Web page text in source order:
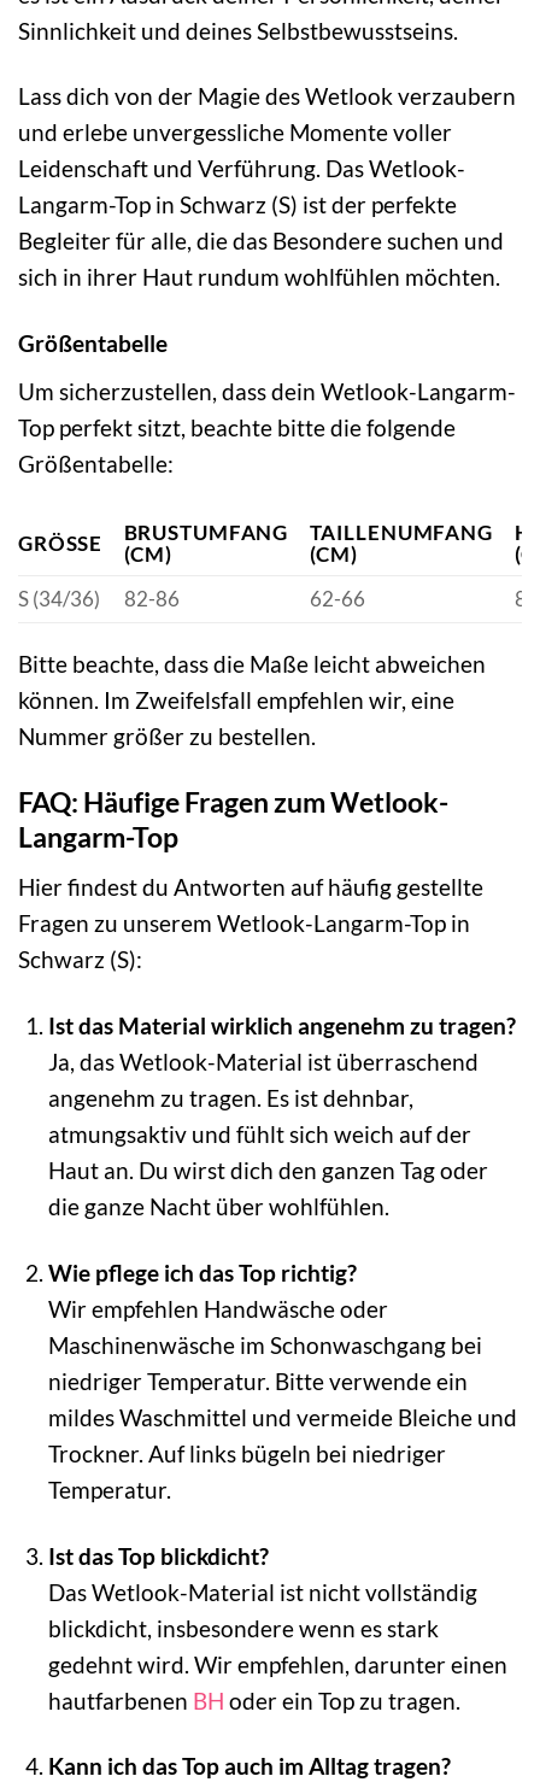
Sinnlichkeit und deines Selbstbewusstseins.
Lass dich von der Magie des Wetlook verzaubern
und erlebe unvergessliche Momente voller
Leidenschaft und Verführung. Das Wetlook-
Langarm-Top in Schwarz (S) ist der perfekte
Begleiter für alle, die das Besondere suchen und
sich in ihrer Haut rundum wohlfühlen möchten.
Größentabelle
Um sicherzustellen, dass dein Wetlook-Langarm-
Top perfekt sitzt, beachte bitte die folgende
Größentabelle:
GRÖSSE
BRUSTUMFANG
(CM)
TAILLENUMFANG
(CM)
S (34/36)
82-86 62-66
Bitte beachte, dass die Maße leicht abweichen
können. Im Zweifelsfall empfehlen wir, eine
Nummer größer zu bestellen.
FAQ: Häufige Fragen zum Wetlook-
Langarm-Top
Hier findest du Antworten auf häufig gestellte
Fragen zu unserem Wetlook-Langarm-Top in
Schwarz (S):
Ist das Material wirklich angenehm zu tragen?
Ja, das Wetlook-Material ist überraschend
angenehm zu tragen. Es ist dehnbar,
atmungsaktiv und fühlt sich weich auf der
Haut an. Du wirst dich den ganzen Tag oder
die ganze Nacht über wohlfühlen.
Wie pflege ich das Top richtig?
Wir empfehlen Handwäsche oder
Maschinenwäsche im Schonwaschgang bei
niedriger Temperatur. Bitte verwende ein
mildes Waschmittel und vermeide Bleiche und
Trockner. Auf links bügeln bei niedriger
Temperatur.
Ist das Top blickdicht?
Das Wetlook-Material ist nicht vollständig
blickdicht, insbesondere wenn es stark
gedehnt wird. Wir empfehlen, darunter einen
hautfarbenen BH oder ein Top zu tragen.
Kann ich das Top auch im Alltag tragen?